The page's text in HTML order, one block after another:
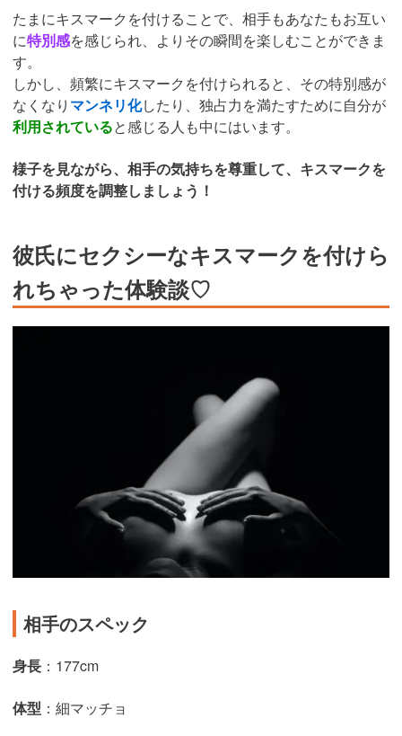
たまにキスマークを付けることで、相手もあなたもお互い
に特別感を感じられ、よりその瞬間を楽しむことができま
す。
しかし、頻繁にキスマークを付けられると、その特別感が
なくなり マンネリ化したり、独占力を満たすために自分が
利用されていると感じる人も中にはいます。
様子を見ながら、相手の気持ちを尊重して、キスマークを
付ける頻度を調整しましょう！
彼氏にセクシーなキスマークを付けら
れちゃった体験談♡
相手のスペック
身長 ：177cm
体型 ：細マッチョ